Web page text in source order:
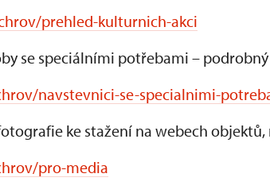
prehled-kulturnich-akci
se speciálními potřebami –
navstevnici-se-specialnimi-
ke stažení na webech objektů,
pro-media